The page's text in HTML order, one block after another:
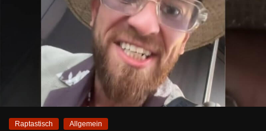
Raptastisch Allgemein